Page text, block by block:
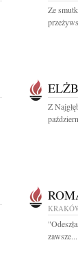
Ze
Z